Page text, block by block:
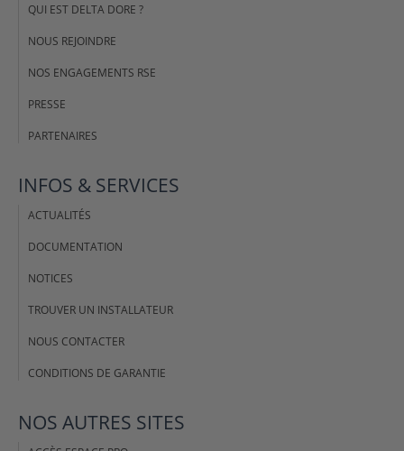
QUI EST DELTA DORE ?
NOUS REJOINDRE
NOS ENGAGEMENTS RSE
PRESSE
PARTENAIRES
INFOS & SERVICES
ACTUALITÉS
DOCUMENTATION
NOTICES
TROUVER UN INSTALLATEUR
NOUS CONTACTER
CONDITIONS DE GARANTIE
NOS AUTRES SITES